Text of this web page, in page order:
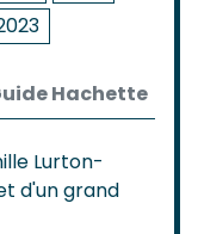
Hachette
Lurton-
d'un grand